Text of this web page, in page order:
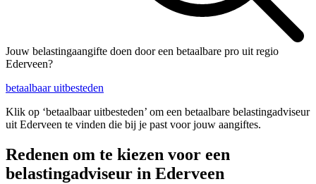
Jouw belastingaangifte doen door een betaalbare pro uit regio
Ederveen?
betaalbaar uitbesteden
Klik op ‘betaalbaar uitbesteden’ om een betaalbare belastingadviseur
uit Ederveen te vinden die bij je past voor jouw aangiftes.
Redenen om te kiezen voor een
belastingadviseur in Ederveen